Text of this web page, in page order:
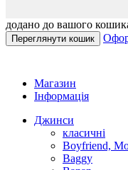
додано до вашого
Переглянути кошик
Магазин
Інформація
Джинси
класичні
Boyfriend,
Baggy